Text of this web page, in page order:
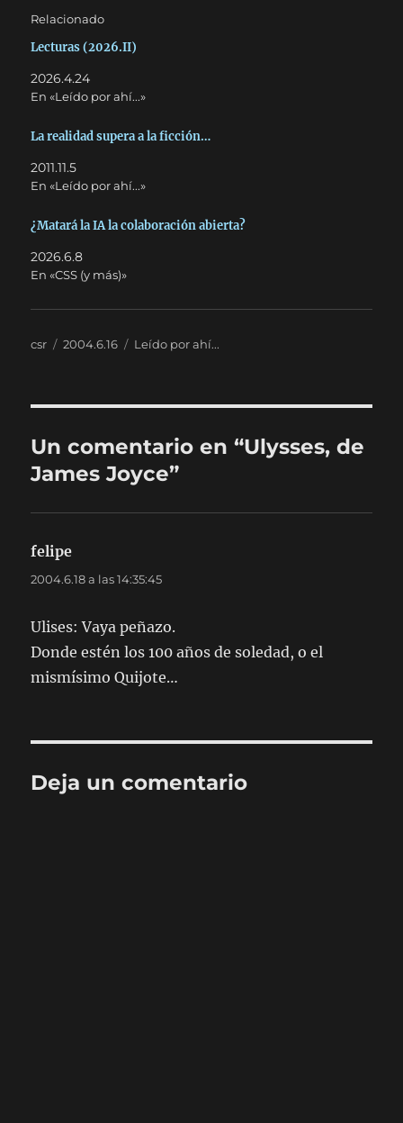
Relacionado
Lecturas (2026.II)
2026.4.24
En «Leído por ahí...»
La realidad supera a la ficción…
2011.11.5
En «Leído por ahí...»
¿Matará la IA la colaboración abierta?
2026.6.8
En «CSS (y más)»
Autor
csr
Publicado
2004.6.16 Categorías
Leído por ahí...
Un comentario en “Ulysses, de
James Joyce”
felipe
2004.6.18 a las 14:35:45
Ulises: Vaya peñazo.
Donde estén los 100 años de soledad, o el
mismísimo Quijote…
Deja un comentario